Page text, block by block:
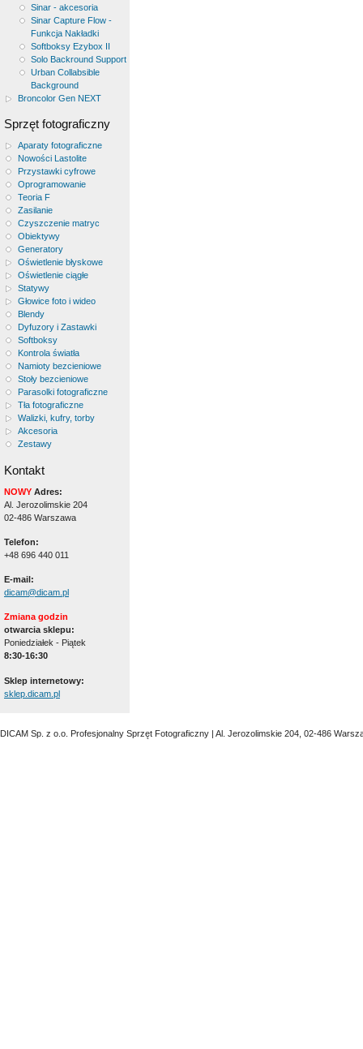
Sinar - akcesoria
Sinar Capture Flow -
Funkcja Nakładki
Softboksy Ezybox II
Solo Backround Support
Urban Collabsible
Background
Broncolor Gen NEXT
Sprzęt fotograficzny
Aparaty fotograficzne
Nowości Lastolite
Przystawki cyfrowe
Oprogramowanie
Teoria F
Zasilanie
Czyszczenie matryc
Obiektywy
Generatory
Oświetlenie błyskowe
Oświetlenie ciągłe
Statywy
Głowice foto i wideo
Blendy
Dyfuzory i Zastawki
Softboksy
Kontrola światła
Namioty bezcieniowe
Stoły bezcieniowe
Parasolki fotograficzne
Tła fotograficzne
Walizki, kufry, torby
Akcesoria
Zestawy
Kontakt
NOWY Adres:
Al. Jerozolimskie 204
02-486 Warszawa
Telefon:
+48 696 440 011
E-mail:
dicam@dicam.pl
Zmiana godzin
otwarcia sklepu:
Poniedziałek - Piątek
8:30-16:30
Sklep internetowy:
sklep.dicam.pl
DICAM Sp. z o.o. Profesjonalny Sprzęt Fotograficzny | Al. Jerozolimskie 204, 02-486